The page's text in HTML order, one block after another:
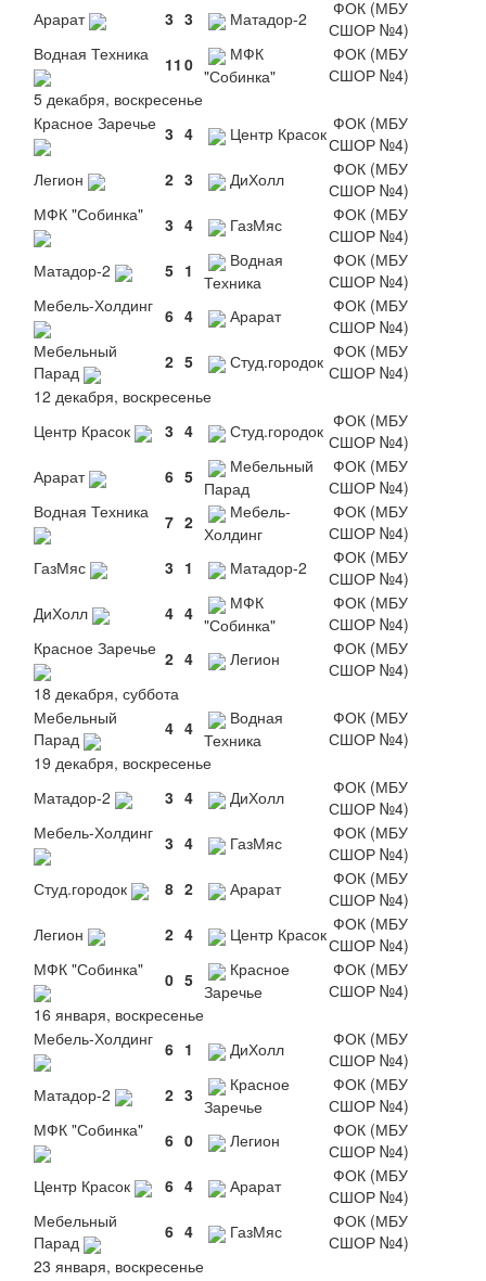
Арарат 3 3 Матадор-2
ФОК (МБУ
СШОР №4)
Водная Техника
11 0
МФК
"Собинка"
ФОК (МБУ
СШОР №4)
5 декабря, воскресенье
Красное Заречье 3 4 Центр Красок ФОК (МБУ
СШОР №4)
Легион
2 3 ДиХолл
ФОК (МБУ
СШОР №4)
МФК "Собинка"
3 4 ГазМяс
ФОК (МБУ
СШОР №4)
Матадор-2
5 1
Водная
Техника
ФОК (МБУ
СШОР №4)
Мебель-Холдинг 6 4 Арарат
ФОК (МБУ
СШОР №4)
Мебельный
Парад
2 5 Студ.городок ФОК (МБУ
СШОР №4)
12 декабря, воскресенье
Центр Красок
3 4 Студ.городок ФОК (МБУ
СШОР №4)
Арарат
6 5
Мебельный
Парад
ФОК (МБУ
СШОР №4)
Водная Техника
7 2
Мебель-
Холдинг
ФОК (МБУ
СШОР №4)
ГазМяс
3 1 Матадор-2
ФОК (МБУ
СШОР №4)
ДиХолл
4 4
МФК
"Собинка"
ФОК (МБУ
СШОР №4)
Красное Заречье 2 4 Легион
ФОК (МБУ
СШОР №4)
18 декабря, суббота
Мебельный
Парад
4 4
Водная
Техника
ФОК (МБУ
СШОР №4)
19 декабря, воскресенье
Матадор-2
3 4 ДиХолл
ФОК (МБУ
СШОР №4)
Мебель-Холдинг 3 4 ГазМяс
ФОК (МБУ
СШОР №4)
Студ.городок
8 2 Арарат
ФОК (МБУ
СШОР №4)
Легион
2 4 Центр Красок ФОК (МБУ
СШОР №4)
МФК "Собинка"
0 5
Красное
Заречье
ФОК (МБУ
СШОР №4)
16 января, воскресенье
Мебель-Холдинг 6 1 ДиХолл
ФОК (МБУ
СШОР №4)
Матадор-2
2 3
Красное
Заречье
ФОК (МБУ
СШОР №4)
МФК "Собинка"
6 0 Легион
ФОК (МБУ
СШОР №4)
Центр Красок
6 4 Арарат
ФОК (МБУ
СШОР №4)
Мебельный
Парад
6 4 ГазМяс
ФОК (МБУ
СШОР №4)
23 января, воскресенье